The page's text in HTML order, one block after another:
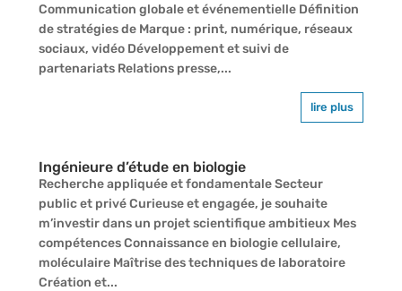
Communication globale et événementielle Définition
de stratégies de Marque : print, numérique, réseaux
sociaux, vidéo Développement et suivi de
partenariats Relations presse,...
lire plus
Ingénieure d’étude en biologie
Recherche appliquée et fondamentale Secteur
public et privé Curieuse et engagée, je souhaite
m’investir dans un projet scientifique ambitieux Mes
compétences Connaissance en biologie cellulaire,
moléculaire Maîtrise des techniques de laboratoire
Création et...